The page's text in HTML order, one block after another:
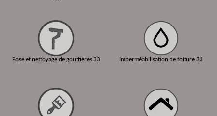
Pose et nettoyage de gouttières 33 Imperméabilisation de toiture 33